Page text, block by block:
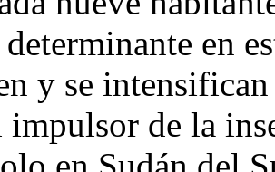
en
y se
de la